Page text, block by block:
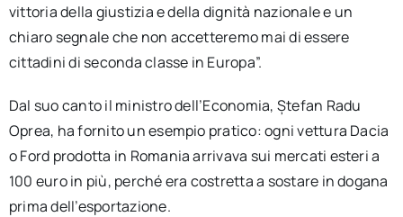
vittoria della giustizia e della dignità nazionale e un
chiaro segnale che non accetteremo mai di essere
cittadini di seconda classe in Europa”.
Dal suo canto il ministro dell’Economia, Ștefan Radu
Oprea, ha fornito un esempio pratico: ogni vettura Dacia
o Ford prodotta in Romania arrivava sui mercati esteri a
100 euro in più, perché era costretta a sostare in dogana
prima dell’esportazione.